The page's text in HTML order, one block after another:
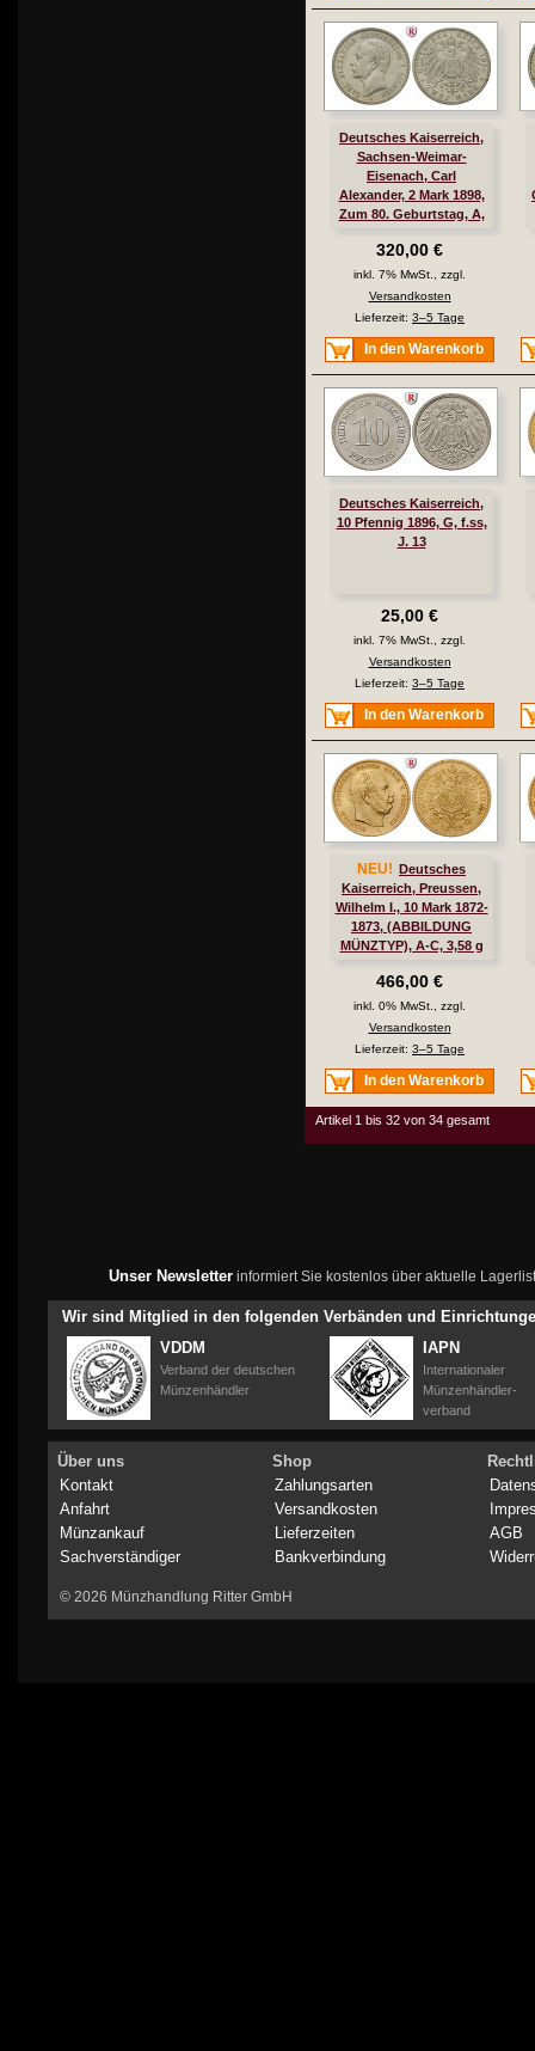
Deutsches Kaiserreich,
Sachsen-Weimar-
Eisenach, Carl
Alexander, 2 Mark 1898,
Zum 80. Geburtstag, A,
320,00 €
inkl. 7% MwSt., zzgl.
Versandkosten
Lieferzeit: 3–5 Tage
In den Warenkorb
Deutsches Kaiserreich,
10 Pfennig 1896, G, f.ss,
J. 13
25,00 €
inkl. 7% MwSt., zzgl.
Versandkosten
Lieferzeit: 3–5 Tage
In den Warenkorb
NEU!
Deutsches
Kaiserreich, Preussen,
Wilhelm I., 10 Mark 1872-
1873, (ABBILDUNG
MÜNZTYP), A-C, 3,58 g
466,00 €
inkl. 0% MwSt., zzgl.
Versandkosten
Lieferzeit: 3–5 Tage
In den Warenkorb
Artikel 1 bis 32 von 34 gesamt
Unser Newsletterinformiert Sie kostenlos über aktuelle
Wir sind Mitglied in den folgenden Verbänden und
VDDM
Verband der deutschen
Münzenhändler
IAPN
Internationaler
Münzenhändler-
verband
Über uns
Kontakt
Anfahrt
Münzankauf
Sachverständiger
Shop
Zahlungsarten
Versandkosten
Lieferzeiten
Bankverbindung
AGB
© 2026 Münzhandlung Ritter GmbH